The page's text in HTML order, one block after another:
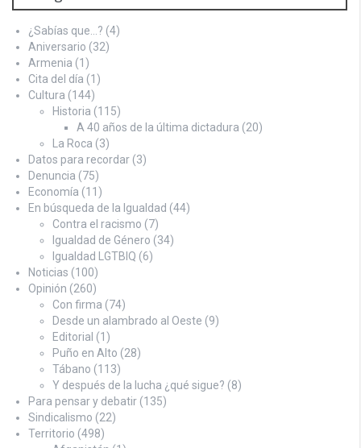
¿Sabías que…? (4)
Aniversario (32)
Armenia (1)
Cita del día (1)
Cultura (144)
Historia (115)
A 40 años de la última dictadura (20)
La Roca (3)
Datos para recordar (3)
Denuncia (75)
Economía (11)
En búsqueda de la Igualdad (44)
Contra el racismo (7)
Igualdad de Género (34)
Igualdad LGTBIQ (6)
Noticias (100)
Opinión (260)
Con firma (74)
Desde un alambrado al Oeste (9)
Editorial (1)
Puño en Alto (28)
Tábano (113)
Y después de la lucha ¿qué sigue? (8)
Para pensar y debatir (135)
Sindicalismo (22)
Territorio (498)